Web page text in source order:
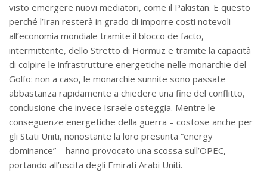
visto emergere nuovi mediatori, come il Pakistan. E questo
perché l’Iran resterà in grado di imporre costi notevoli
all’economia mondiale tramite il blocco de facto,
intermittente, dello Stretto di Hormuz e tramite la capacità
di colpire le infrastrutture energetiche nelle monarchie del
Golfo: non a caso, le monarchie sunnite sono passate
abbastanza rapidamente a chiedere una fine del conflitto,
conclusione che invece Israele osteggia. Mentre le
conseguenze energetiche della guerra – costose anche per
gli Stati Uniti, nonostante la loro presunta “energy
dominance” – hanno provocato una scossa sull’OPEC,
portando all’uscita degli Emirati Arabi Uniti.